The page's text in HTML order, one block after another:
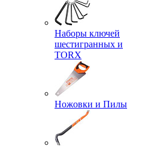
Наборы ключей
шестигранных и
TORX
Ножовки и Пилы